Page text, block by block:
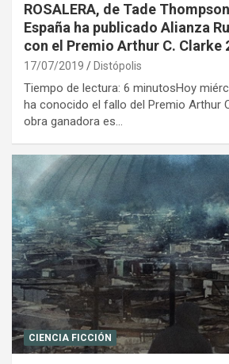
ROSALERA, de Tade
España ha publicado Alianza
con el Premio Arthur C. Clarke
17/07/2019 Distópolis
Tiempo de lectura: 6 minutosHoy
ha conocido el fallo del Premio Arthur
obra ganadora es…
CIENCIA FICCIÓN